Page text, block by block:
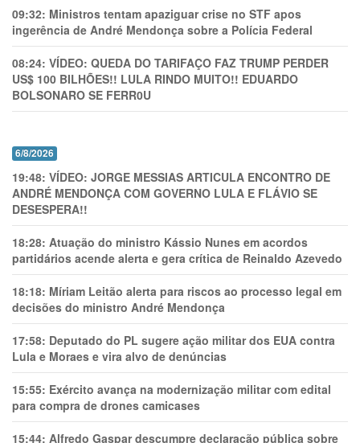
09:32: Ministros tentam apaziguar crise no STF apos
ingerência de André Mendonça sobre a Polícia Federal
08:24: VÍDEO: QUEDA DO TARIFAÇO FAZ TRUMP PERDER
US$ 100 BILHÕES!! LULA RINDO MUITO!! EDUARDO
BOLSONARO SE FERR0U
6/8/2026
19:48: VÍDEO: JORGE MESSIAS ARTICULA ENCONTRO DE
ANDRÉ MENDONÇA COM GOVERNO LULA E FLÁVIO SE
DESESPERA!!
18:28: Atuação do ministro Kássio Nunes em acordos
partidários acende alerta e gera crítica de Reinaldo Azevedo
18:18: Míriam Leitão alerta para riscos ao processo legal em
decisões do ministro André Mendonça
17:58: Deputado do PL sugere ação militar dos EUA contra
Lula e Moraes e vira alvo de denúncias
15:55: Exército avança na modernização militar com edital
para compra de drones camicases
15:44: Alfredo Gaspar descumpre declaração pública sobre